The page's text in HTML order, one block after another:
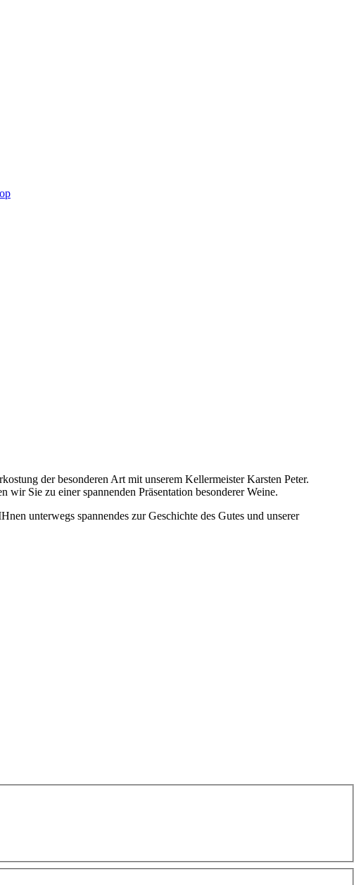
der besonderen Art mit unserem Kellermeister Karsten Peter.
wir Sie zu einer spannenden Präsentation besonderer Weine.
unterwegs spannendes zur Geschichte des Gutes und unserer